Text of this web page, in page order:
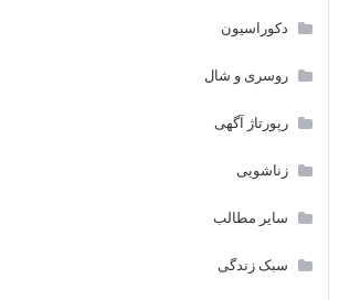
دکوراسیون
روسری و شال
رپورتاژ آگهی
زناشویی
سایر مطالب
سبک زندگی